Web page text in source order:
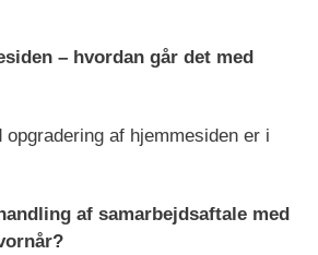
– hvordan går det med
af hjemmesiden er i
af samarbejdsaftale med